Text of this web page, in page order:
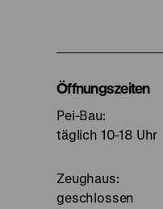
Öffnungszeiten
Pei-Bau:
täglich 10-18 Uhr
Zeughaus:
geschlossen